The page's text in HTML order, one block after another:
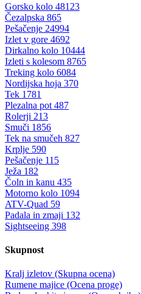
Gorsko kolo 48123
Čezalpska 865
Pešačenje 24994
Izlet v gore 4692
Dirkalno kolo 10444
Izleti s kolesom 8765
Treking kolo 6084
Nordijska hoja 370
Tek 1781
Plezalna pot 487
Rolerji 213
Smuči 1856
Tek na smučeh 827
Krplje 590
Pešačenje 115
Ježa 182
Čoln in kanu 435
Motorno kolo 1094
ATV-Quad 59
Padala in zmaji 132
Sightseeing 398
Skupnost
Kralj izletov (Skupna ocena)
Rumene majice (Ocena proge)